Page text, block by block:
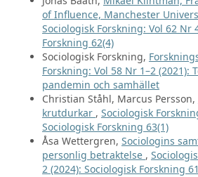
of Influence, Manchester
Sociologisk Forskning: Vol 62 Nr
Forskning 62(4)
Sociologisk Forskning,
Forskning: Vol 58 Nr 1–2 (2021):
pandemin och samhället
Christian Ståhl, Marcus Persson,
krutdurkar , Sociologisk
Sociologisk Forskning 63(1)
Åsa Wettergren, Sociologins
personlig betraktelse ,
2 (2024): Sociologisk Forskning